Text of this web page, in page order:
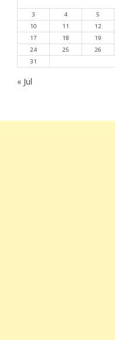
3
4 5
10
11 12
17
18 19
24
25 26
31
« Jul